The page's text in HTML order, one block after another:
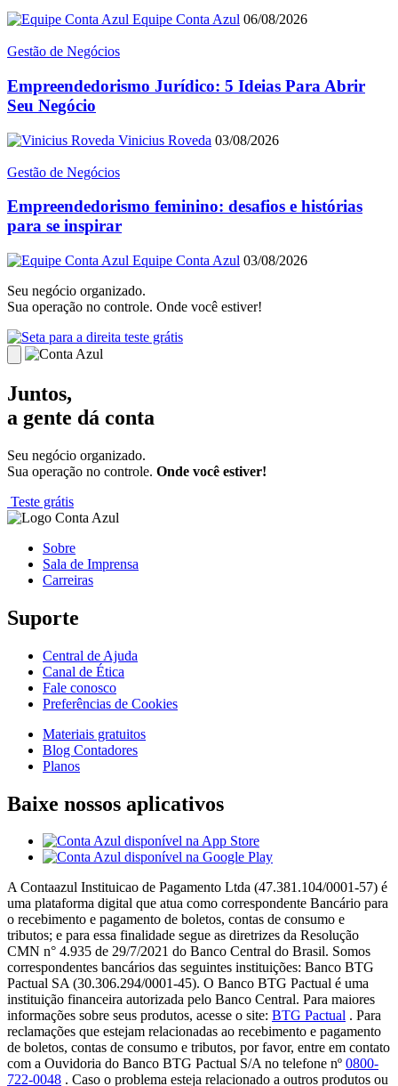
Equipe Conta Azul 06/08/2026
Gestão de Negócios
Empreendedorismo Jurídico: 5 Ideias Para Abrir
Seu Negócio
Vinicius Roveda 03/08/2026
Gestão de Negócios
Empreendedorismo feminino: desafios e histórias
para se inspirar
Equipe Conta Azul 03/08/2026
Seu negócio organizado.
Sua operação no controle. Onde você estiver!
teste grátis
Juntos,
a gente dá conta
Seu negócio organizado.
Sua operação no controle. Onde você estiver!
Teste grátis
Sobre
Sala de Imprensa
Carreiras
Suporte
Central de Ajuda
Canal de Ética
Fale conosco
Preferências de Cookies
Materiais gratuitos
Blog Contadores
Planos
Baixe nossos aplicativos
A Contaazul Instituicao de Pagamento Ltda (47.381.104/0001-57) é
uma plataforma digital que atua como correspondente Bancário para
o recebimento e pagamento de boletos, contas de consumo e
tributos; e para essa finalidade segue as diretrizes da Resolução
CMN n° 4.935 de 29/7/2021 do Banco Central do Brasil. Somos
correspondentes bancários das seguintes instituições: Banco BTG
Pactual SA (30.306.294/0001-45). O Banco BTG Pactual é uma
instituição financeira autorizada pelo Banco Central. Para maiores
informações sobre seus produtos, acesse o site: BTG Pactual . Para
reclamações que estejam relacionadas ao recebimento e pagamento
de boletos, contas de consumo e tributos, por favor, entre em contato
com a Ouvidoria do Banco BTG Pactual S/A no telefone nº 0800-
722-0048 . Caso o problema esteja relacionado a outros produtos ou